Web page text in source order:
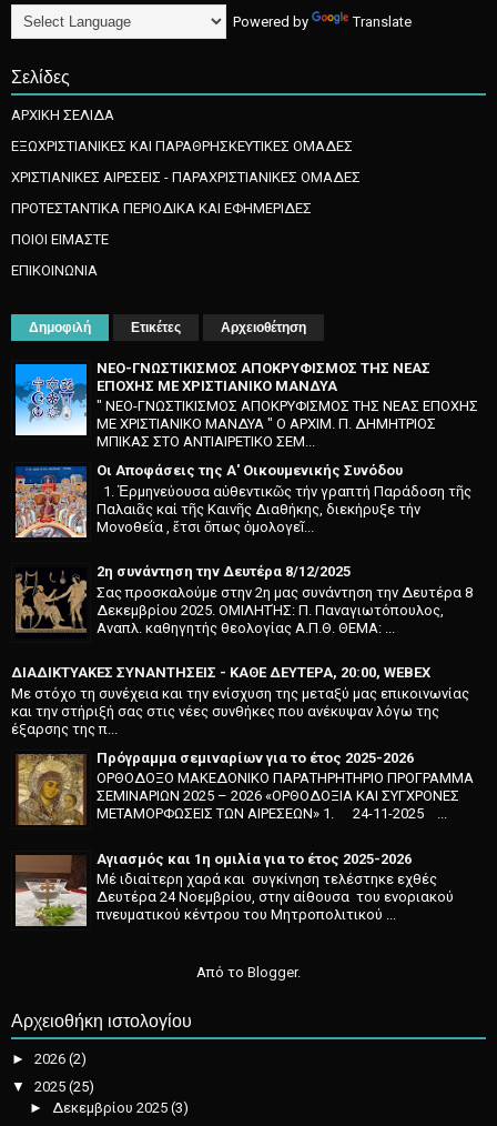
Powered by Translate
Σελίδες
ΑΡΧΙΚΗ ΣΕΛΙΔΑ
ΕΞΩΧΡΙΣΤΙΑΝΙΚΕΣ ΚΑΙ ΠΑΡΑΘΡΗΣΚΕΥΤΙΚΕΣ ΟΜΑΔΕΣ
ΧΡΙΣΤΙΑΝΙΚΕΣ ΑΙΡΕΣΕΙΣ - ΠΑΡΑΧΡΙΣΤΙΑΝΙΚΕΣ ΟΜΑΔΕΣ
ΠΡΟΤΕΣΤΑΝΤΙΚΑ ΠΕΡΙΟΔΙΚΑ ΚΑΙ ΕΦΗΜΕΡΙΔΕΣ
ΠΟΙΟΙ ΕΙΜΑΣΤΕ
ΕΠΙΚΟΙΝΩΝΙΑ
Δημοφιλή Ετικέτες Αρχειοθέτηση
ΝΕΟ-ΓΝΩΣΤΙΚΙΣΜΟΣ ΑΠΟΚΡΥΦΙΣΜΟΣ ΤΗΣ ΝΕΑΣ
ΕΠΟΧΗΣ ΜΕ ΧΡΙΣΤΙΑΝΙΚΟ ΜΑΝΔΥΑ
" ΝΕΟ-ΓΝΩΣΤΙΚΙΣΜΟΣ ΑΠΟΚΡΥΦΙΣΜΟΣ ΤΗΣ ΝΕΑΣ ΕΠΟΧΗΣ
ΜΕ ΧΡΙΣΤΙΑΝΙΚΟ ΜΑΝΔΥΑ " O APXIM. Π. ΔHMHTPIOΣ
MΠIKAΣ ΣTO ANTIAIPETIKO ΣEM...
Οι Αποφάσεις της Α' Οικουμενικής Συνόδου
1. Ἑρμηνεύουσα αὐθεντικῶς τήν γραπτή Παράδοση τῆς
Παλαιᾶς καί τῆς Καινῆς Διαθήκης, διεκήρυξε τήν
Μονοθεΐα , ἔτσι ὅπως ὁμολογεῖ...
2η συνάντηση την Δευτέρα 8/12/2025
Σας προσκαλούμε στην 2η μας συνάντηση την Δευτέρα 8
Δεκεμβρίου 2025. ΟΜΙΛΗΤΉΣ: Π. Παναγιωτόπουλος,
Αναπλ. καθηγητής θεολογίας Α.Π.Θ. ΘΕΜΑ: ...
ΔΙΑΔΙΚΤΥΑΚΕΣ ΣΥΝΑΝΤΗΣΕΙΣ - ΚΑΘΕ ΔΕΥΤΕΡΑ, 20:00, WEBEX
Με στόχο τη συνέχεια και την ενίσχυση της μεταξύ μας επικοινωνίας
και την στήριξή σας στις νέες συνθήκες που ανέκυψαν λόγω της
έξαρσης της π...
Πρόγραμμα σεμιναρίων για το έτος 2025-2026
ΟΡΘΟΔΟΞΟ ΜΑΚΕΔΟΝΙΚΟ ΠΑΡΑΤΗΡΗΤΗΡΙΟ ΠΡΟΓΡΑΜΜΑ
ΣΕΜΙΝΑΡΙΩΝ 2025 – 2026 «ΟΡΘΟΔΟΞΙΑ ΚΑΙ ΣΥΓΧΡΟΝΕΣ
ΜΕΤΑΜΟΡΦΩΣΕΙΣ ΤΩΝ ΑΙΡΕΣΕΩΝ» 1. 24-11-2025 ...
Αγιασμός και 1η ομιλία για το έτος 2025-2026
Μέ ιδιαίτερη χαρά και συγκί­νηση τελέστηκε εχθές
Δευτέρα 24 Νοεμβρίου, στην αίθουσα του ενοριακού
πνευματικού κέντρου του Μητροπολιτικού ...
Από το Blogger.
Αρχειοθήκη ιστολογίου
► 2026 (2)
▼ 2025 (25)
► Δεκεμβρίου 2025 (3)